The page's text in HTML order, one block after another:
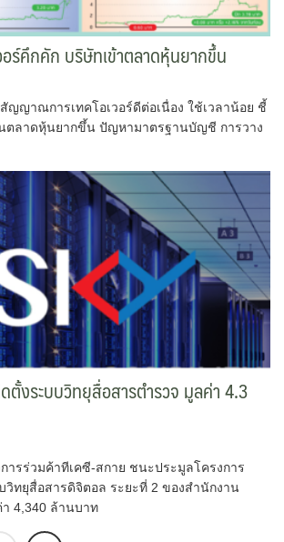
ร์คึกคัก บริษัทเข้าตลาดหุ้นยากขึ้น
ญญาณการเทคโอเวอร์ดีต่อเนื่อง ใช้เวลาน้อย ชี้
ตลาดหุ้นยากขึ้น ปัญหามาตรฐานบัญชี การวาง
ตั้งระบบวิทยุสื่อสารตำรวจ มูลค่า 4.3
การร่วมค้าทีเคซี-สกาย ชนะประมูลโครงการ
วิทยุสื่อสารดิจิตอล ระยะที่ 2 ของสำนักงาน
4,340 ล้านบาท